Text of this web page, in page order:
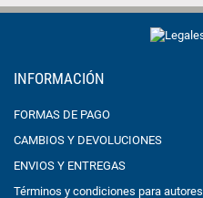
INFORMACIÓN
FORMAS DE PAGO
CAMBIOS Y DEVOLUCIONES
ENVIOS Y ENTREGAS
Términos y condiciones para autores